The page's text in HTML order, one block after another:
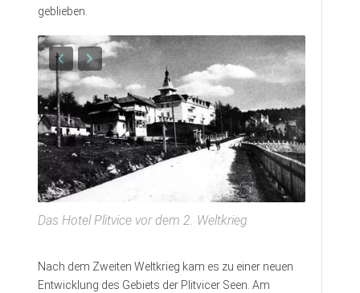
geblieben.
Das Hotel Plitvice vor dem 2. Weltkrieg
Nach dem Zweiten Weltkrieg kam es zu einer neuen
Entwicklung des Gebiets der Plitvicer Seen. Am